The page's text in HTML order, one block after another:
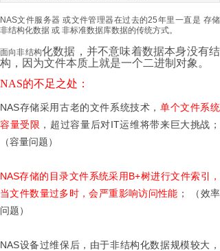
NAS文件服务器 或文件管理器在过去的25年里一直是 存储
非结构化数据 或 非标准数据库数据的传统方式。
面向非结构化数据，并不意味着数据本身没有结
构，因为文件本质上就是一个二进制对象。
NAS的不足之处：
NAS存储采用古老的文件系统技术， 单个文件系统
容量受限 ，超过容量后对IT运维将带来巨大挑战；
（容量问题）
NAS存储的目录文件系统采用B+树进行文件索引，
当文件数量过多时，会严重影响访问性能 ； （效率
问题）
NAS设备过维保后，由于非结构化数据规模较大，